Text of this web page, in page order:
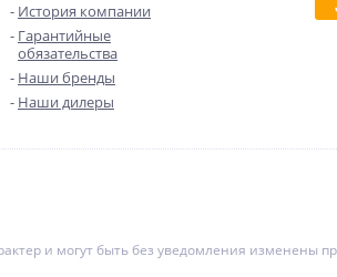
История компании
Гарантийные
обязательства
Наши бренды
Наши дилеры
и могут быть без уведомления изменены